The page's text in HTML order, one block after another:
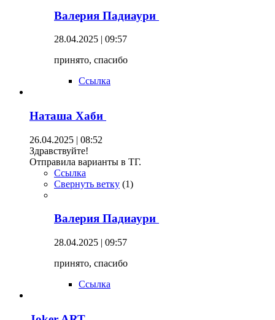
Валерия Падиаури
28.04.2025 | 09:57
принято, спасибо
Ссылка
Наташа Хаби
26.04.2025 | 08:52
Здравствуйте!
Отправила варианты в ТГ.
Ссылка
Свернуть ветку (1)
Валерия Падиаури
28.04.2025 | 09:57
принято, спасибо
Ссылка